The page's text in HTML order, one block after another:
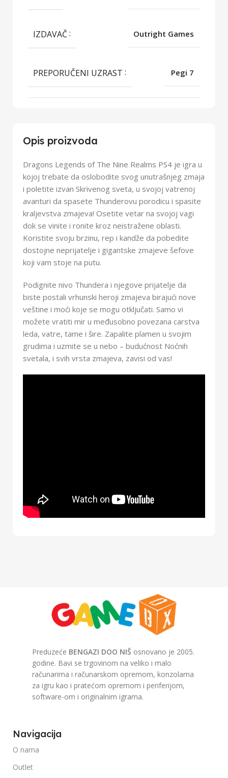
Opis proizvoda
Dragons Legends of The Nine Realms PS4 je igra u
kojoj trebate da oslobodite svog unutrašnjeg zmaja
i poletite izvan Skrivenog sveta, u svojoj vatrenoj
avanturi da spasete Thunderovu porodicu i spasite
kraljevstva zmajeva! Osetite vetar na svojoj vagi
dok se vinite i ronite kroz neistražene oblasti.
Koristite svoju brzinu, rep i kandže da pobedite
dostojne neprijatelje i gigantske zmajeve šefove
koji vam stoje na putu.
Podignite nivo Thundera i njegove prijatelje da
biste postali vrhunski heroji zmajeva birajući nove
veštine i moći koje se mogu otključati. Samo vi
možete vratiti mir u međusobno povezana carstva
leda, vatre, tame i šire. Zapalite plamen u svojim
grudima i uzmite se u nebo – budućnost Noćnih
svetala, i svih vrsta zmajeva, zavisi od vas!
IZDAVAČ Outright Games
PREPORUČENI UZRAST Pegi 7
Preduzeće BENGAZI DOO NIŠ osnovano je 2005.
godine. Bavi se trgovinom na veliko i malo
računarima i računarskom opremom, konzolama
za igru kao i pratećom opremom i periferijom,
software-om i originalnim igrama.
Navigacija
O nama
Outlet